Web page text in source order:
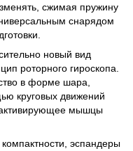
сжимая пружину
снарядом
новый вид
роторного гироскопа.
в форме шара,
круговых движений
активирующее мышцы
эспандеры